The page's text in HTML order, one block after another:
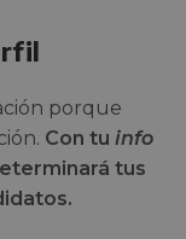
porque
Con tu info
tus